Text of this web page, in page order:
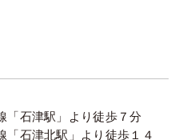
「石津駅」より徒歩７分
「石津北駅」より徒歩１４